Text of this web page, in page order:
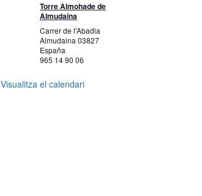
Torre Almohade de
Almudaina
Carrer de l'Abadia
Almudaina03827
España
965 14 90 06
Visualitza el calendari